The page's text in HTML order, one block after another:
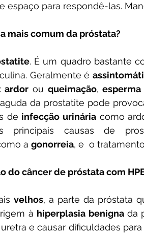
espaço para respondê-las.
mais comum da próstata?
. É um quadro bastante
Geralmente é
ardor ou queimação, esperma
da prostatite pode
de infecção urinária como
principais causas de
a gonorreia, e  o
do câncer de próstata com
velhos, a parte da próstata
à hiperplasia benigna da
e causar dificuldades